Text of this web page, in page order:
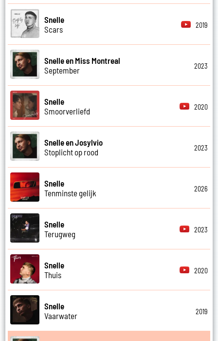
Snelle
Scars
2019
Snelle en Miss Montreal
September
2023
Snelle
Smoorverliefd
2020
Snelle en Josylvio
Stoplicht op rood
2023
Snelle
Tenminste gelijk
2026
Snelle
Terugweg
2023
Snelle
Thuis
2020
Snelle
Vaarwater
2019